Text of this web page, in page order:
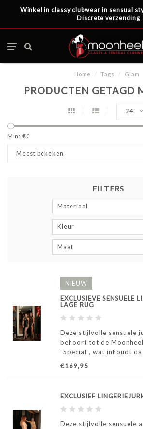
Winkel in classy clubwear in sensual
Discrete verzending
Home / Tags / Glam
PRODUCTEN GETAGD
24
Min: €0
Meest bekeken
FILTERS
Materiaal
Kleur
Maat
NIEUW
EXCLUSIEVE SENSUELE
LAGE RUG
Deze stijlvolle sensuele
behoort tot de
"Special", wat inhoudt
wordt gemaakt door ons
€169,95
EXCLUSIEF
Deze stijlvolle sensuele